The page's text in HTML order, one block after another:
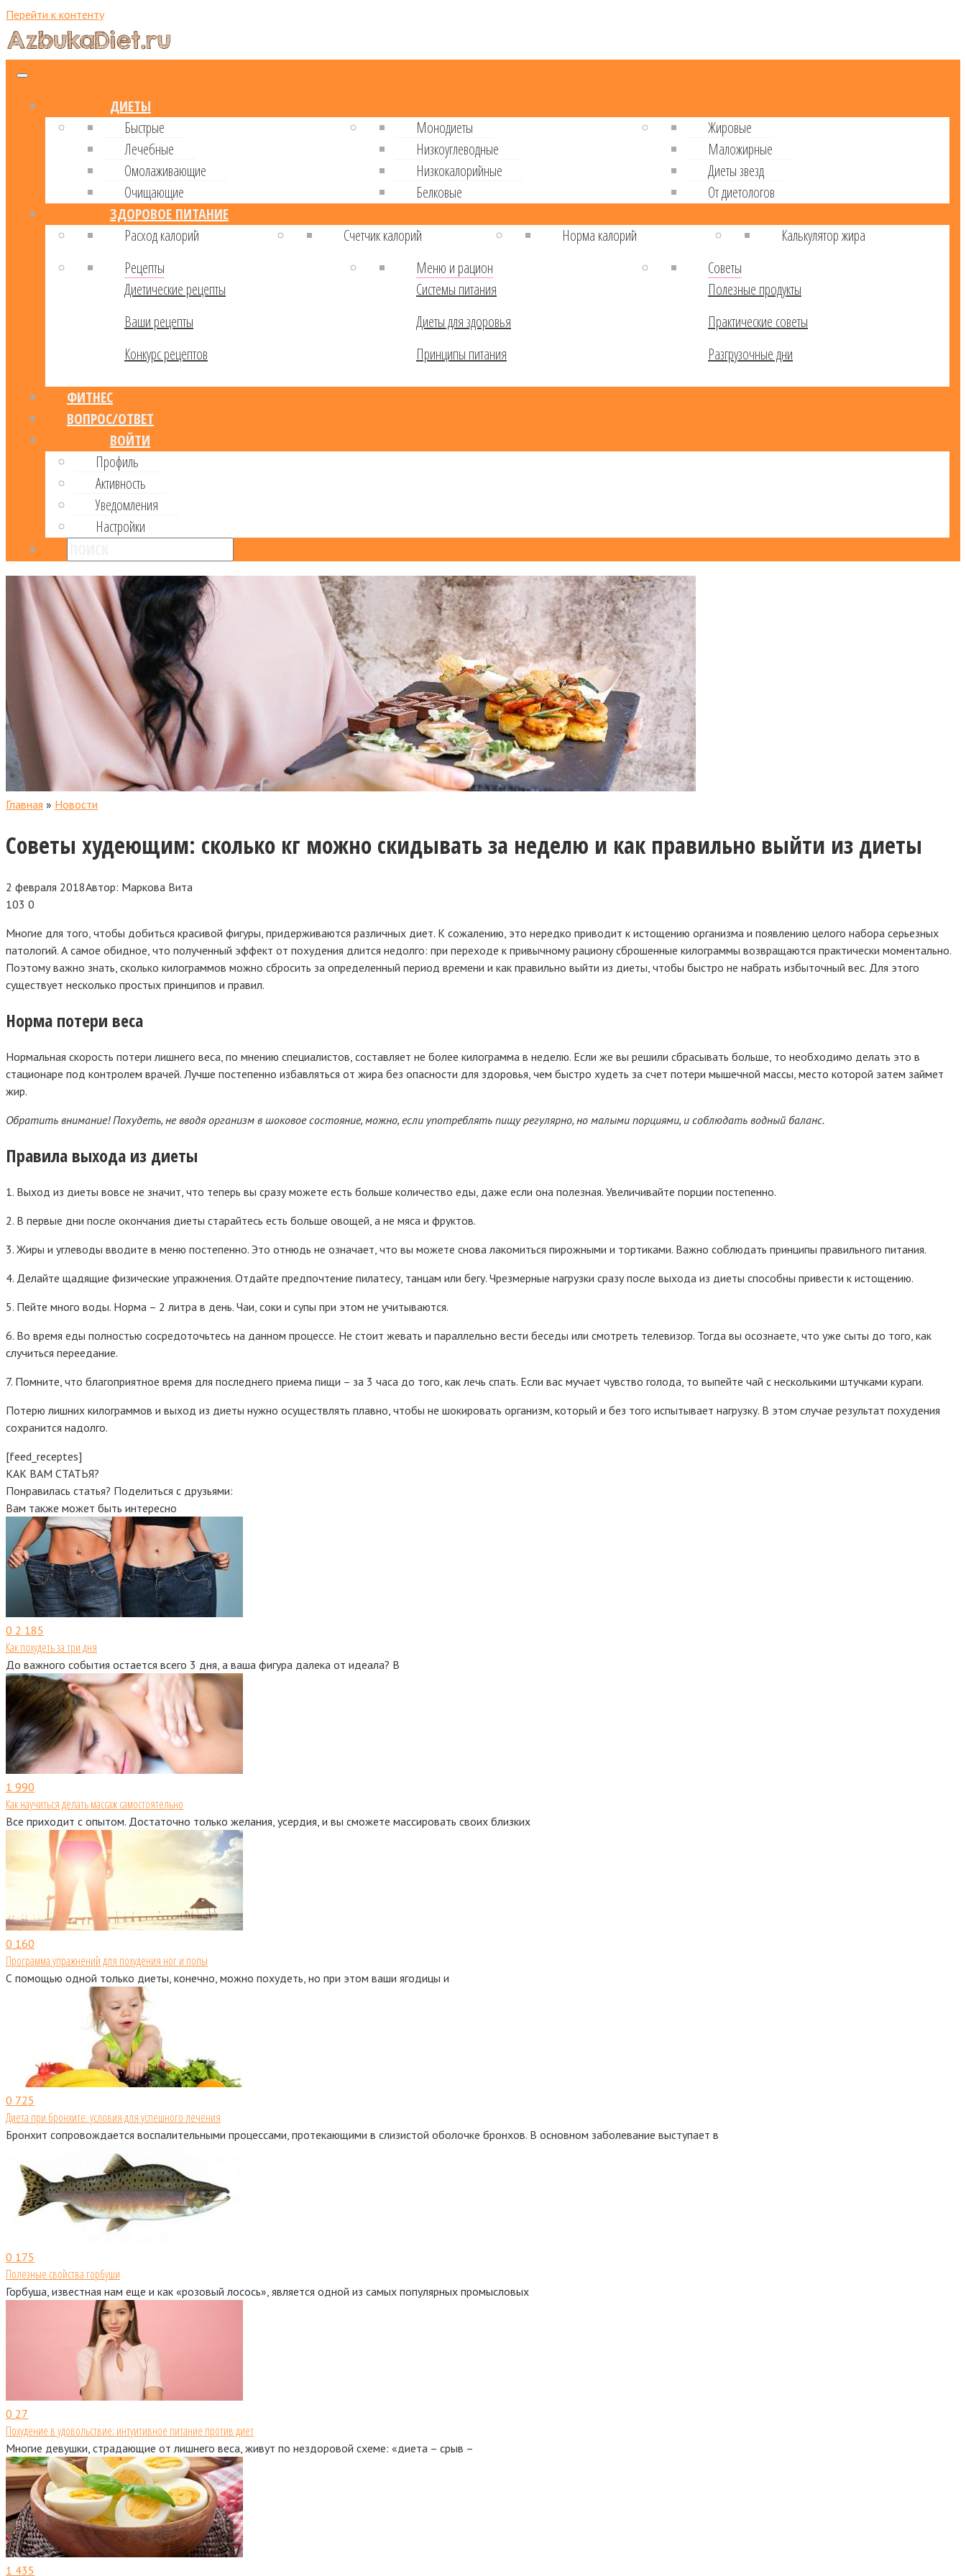
Перейти к контенту
ДИЕТЫ
Быстрые
Лечебные
Омолаживающие
Очищающие
Монодиеты
Низкоуглеводные
Низкокалорийные
Белковые
Жировые
Маложирные
Диеты звезд
От диетологов
ЗДОРОВОЕ ПИТАНИЕ
Расход калорий
Cчетчик калорий Норма калорий
Калькулятор жира
Рецепты
Диетические рецепты
Ваши рецепты
Конкурс рецептов
Меню и рацион
Системы питания
Диеты для здоровья
Принципы питания
Советы
Полезные продукты
Практические советы
Разгрузочные дни
ФИТНЕС
ВОПРОС/ОТВЕТ
ВОЙТИ
Профиль
Активность
Уведомления
Настройки
Главная » Новости
Советы худеющим: сколько кг можно скидывать за неделю и как правильно выйти из диеты
2 февраля 2018Автор: Маркова Вита
103 0
Многие для того, чтобы добиться красивой фигуры, придерживаются различных диет. К сожалению, это нередко приводит к истощению организма и появлению целого набора серьезных
патологий. А самое обидное, что полученный эффект от похудения длится недолго: при переходе к привычному рациону сброшенные килограммы возвращаются практически моментально.
Поэтому важно знать, сколько килограммов можно сбросить за определенный период времени и как правильно выйти из диеты, чтобы быстро не набрать избыточный вес. Для этого
существует несколько простых принципов и правил.
Норма потери веса
Нормальная скорость потери лишнего веса, по мнению специалистов, составляет не более килограмма в неделю. Если же вы решили сбрасывать больше, то необходимо делать это в
стационаре под контролем врачей. Лучше постепенно избавляться от жира без опасности для здоровья, чем быстро худеть за счет потери мышечной массы, место которой затем займет
жир.
Обратить внимание! Похудеть, не вводя организм в шоковое состояние, можно, если употреблять пищу регулярно, но малыми порциями, и соблюдать водный баланс.
Правила выхода из диеты
1. Выход из диеты вовсе не значит, что теперь вы сразу можете есть больше количество еды, даже если она полезная. Увеличивайте порции постепенно.
2. В первые дни после окончания диеты старайтесь есть больше овощей, а не мяса и фруктов.
3. Жиры и углеводы вводите в меню постепенно. Это отнюдь не означает, что вы можете снова лакомиться пирожными и тортиками. Важно соблюдать принципы правильного питания.
4. Делайте щадящие физические упражнения. Отдайте предпочтение пилатесу, танцам или бегу. Чрезмерные нагрузки сразу после выхода из диеты способны привести к истощению.
5. Пейте много воды. Норма – 2 литра в день. Чаи, соки и супы при этом не учитываются.
6. Во время еды полностью сосредоточьтесь на данном процессе. Не стоит жевать и параллельно вести беседы или смотреть телевизор. Тогда вы осознаете, что уже сыты до того, как
случиться переедание.
7. Помните, что благоприятное время для последнего приема пищи – за 3 часа до того, как лечь спать. Если вас мучает чувство голода, то выпейте чай с несколькими штучками кураги.
Потерю лишних килограммов и выход из диеты нужно осуществлять плавно, чтобы не шокировать организм, который и без того испытывает нагрузку. В этом случае результат похудения
сохранится надолго.
[feed_receptes]
КАК ВАМ СТАТЬЯ?
Понравилась статья? Поделиться с друзьями:
Вам также может быть интересно
0 2 185
Как похудеть за три дня
До важного события остается всего 3 дня, а ваша фигура далека от идеала? В
1 990
Как научиться делать массаж самостоятельно
Все приходит с опытом. Достаточно только желания, усердия, и вы сможете массировать своих близких
0 160
Программа упражнений для похудения ног и попы
С помощью одной только диеты, конечно, можно похудеть, но при этом ваши ягодицы и
0 725
Диета при бронхите: условия для успешного лечения
Бронхит сопровождается воспалительными процессами, протекающими в слизистой оболочке бронхов. В основном заболевание выступает в
0 175
Полезные свойства горбуши
Горбуша, известная нам еще и как «розовый лосось», является одной из самых популярных промысловых
0 27
Похудение в удовольствие: интуитивное питание против диет
Многие девушки, страдающие от лишнего веса, живут по нездоровой схеме: «диета – срыв –
1 435